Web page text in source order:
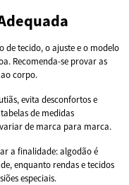
de tecido, o ajuste e o modelo
Recomenda-se provar as
corpo.
evita desconfortos e
de medidas
de marca para marca.
a finalidade: algodão é
enquanto rendas e tecidos
especiais.